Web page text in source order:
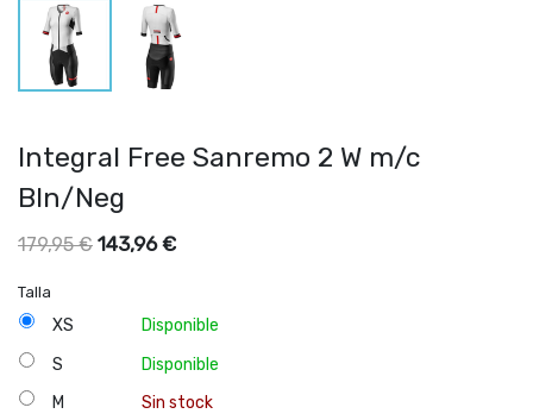
Integral Free Sanremo 2 W m/c
Bln/Neg
179,95€ 143,96€
Talla
XS
Disponible
S
Disponible
M
Sin stock